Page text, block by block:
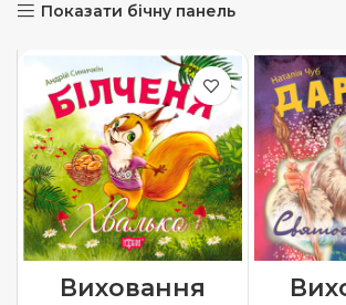
Показати бічну панель
Виховання